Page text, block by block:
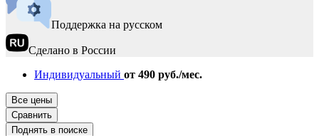
Поддержка на русском
Сделано в России
Индивидуальный от 490 руб./мес.
Все цены
Сравнить
Поднять в поиске